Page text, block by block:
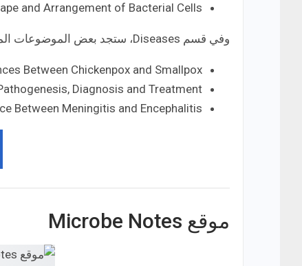
and Arrangement of Bacterial Cells.
وفي قسم Diseases، ستجد بعض الموضوعات المرتبطة بالأمراض مثل
Between Chickenpox and Smallpox.
Diagnosis and Treatment.
Between Meningitis and Encephalitis.
موقع Microbe Notes